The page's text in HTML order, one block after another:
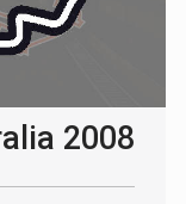
2008